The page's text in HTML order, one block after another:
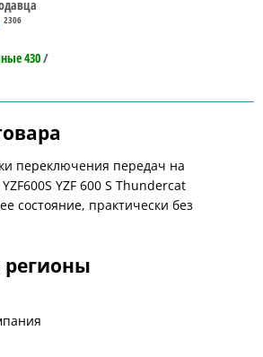
2306
430/
переключения передач на
YZF 600 S Thundercat
состояние, практически без
регионы